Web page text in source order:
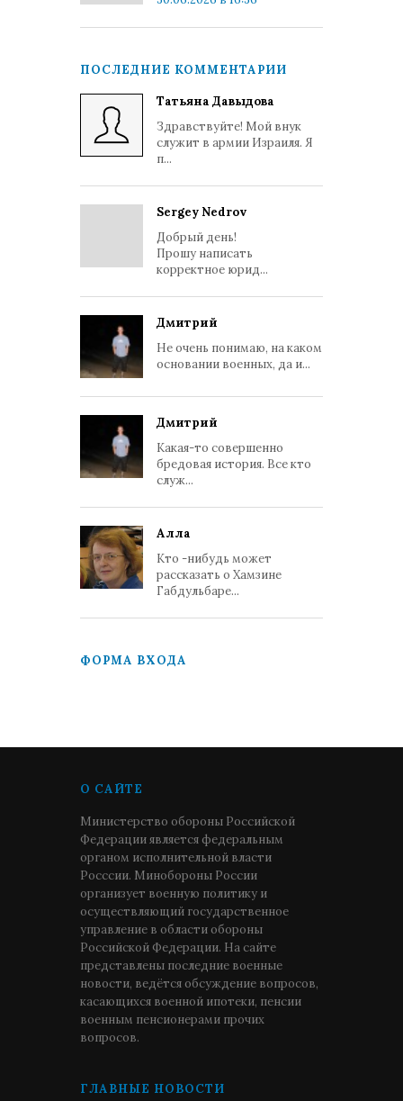
ПОСЛЕДНИЕ КОММЕНТАРИИ
Татьяна Давыдова
Здравствуйте! Мой внук
служит в армии Израиля. Я
п...
Sergey Nedrov
Добрый день!
Прошу написать
корректное юрид...
Дмитрий
Не очень понимаю, на каком
основании военных, да и...
Дмитрий
Какая-то совершенно
бредовая история. Все кто
служ...
Алла
Кто -нибудь может
рассказать о Хамзине
Габдульбаре...
ФОРМА ВХОДА
О САЙТЕ
Министерство обороны Российской
Федерации является федеральным
органом исполнительной власти
Росссии. Минобороны России
организует военную политику и
осуществляющий государственное
управление в области обороны
Российской Федерации. На сайте
представлены последние военные
новости, ведётся обсуждение вопросов,
касающихся военной ипотеки, пенсии
военным пенсионерами прочих
вопросов.
ГЛАВНЫЕ НОВОСТИ